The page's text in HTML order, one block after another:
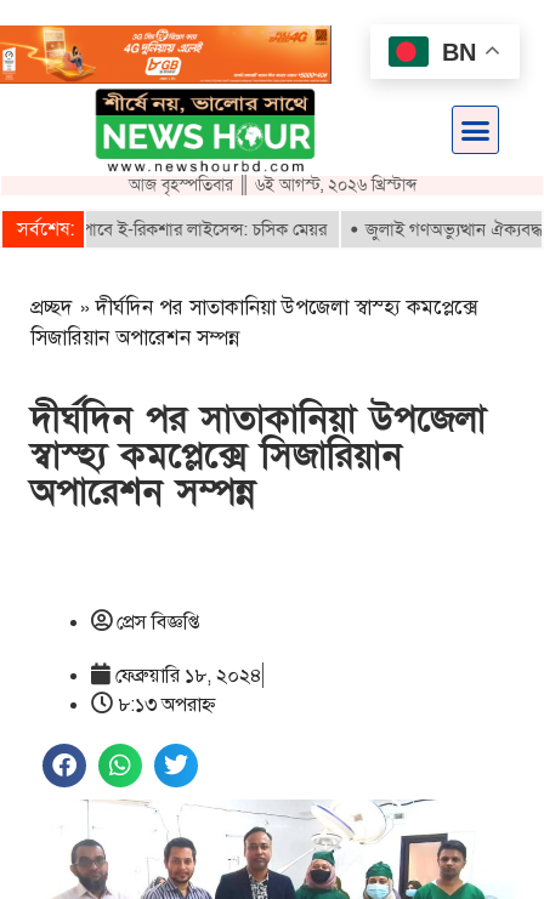
আজ বৃহস্পতিবার ║ ৬ই আগস্ট, ২০২৬ খ্রিস্টাব্দ
সর্বশেষ:
পাবে ই-রিকশার লাইসেন্স: চসিক মেয়র জুলাই গণঅভ্যুত্থান ঐক্যবদ্ধ
প্রচ্ছদ »দীর্ঘদিন পর সাতাকানিয়া উপজেলা স্বাস্হ্য কমপ্লেক্সে
সিজারিয়ান অপারেশন সম্পন্ন
দীর্ঘদিন পর সাতাকানিয়া উপজেলা
স্বাস্হ্য কমপ্লেক্সে সিজারিয়ান
অপারেশন সম্পন্ন
প্রেস বিজ্ঞপ্তি
ফেব্রুয়ারি ১৮, ২০২৪
৮:১৩ অপরাহ্ণ
BN